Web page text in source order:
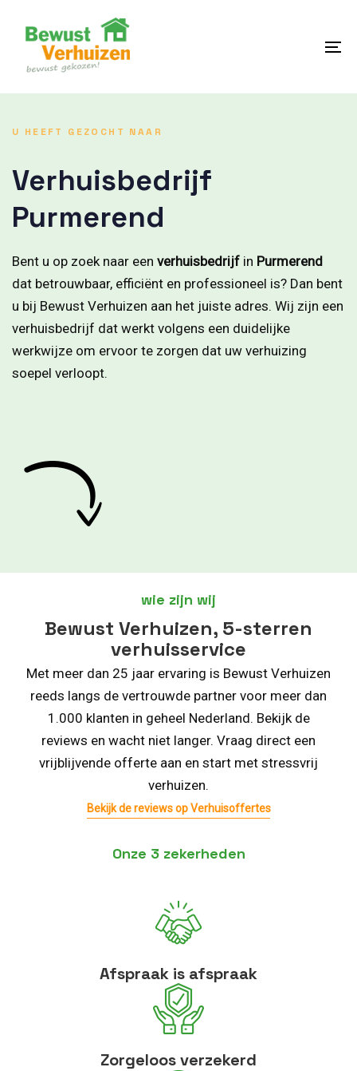
content
U HEEFT GEZOCHT NAAR
Verhuisbedrijf
Purmerend
Bent u op zoek naar een verhuisbedrijf in Purmerend
dat betrouwbaar, efficiënt en professioneel is? Dan bent
u bij Bewust Verhuizen aan het juiste adres. Wij zijn een
verhuisbedrijf dat werkt volgens een duidelijke
werkwijze om ervoor te zorgen dat uw verhuizing
soepel verloopt.
wie zijn wij
Bewust Verhuizen, 5-sterren
verhuisservice
Met meer dan 25 jaar ervaring is Bewust Verhuizen
reeds langs de vertrouwde partner voor meer dan
1.000 klanten in geheel Nederland. Bekijk de
reviews en wacht niet langer. Vraag direct een
vrijblijvende offerte aan en start met stressvrij
verhuizen.
Bekijk de reviews op Verhuisoffertes
Onze 3 zekerheden
Afspraak is afspraak
Zorgeloos verzekerd